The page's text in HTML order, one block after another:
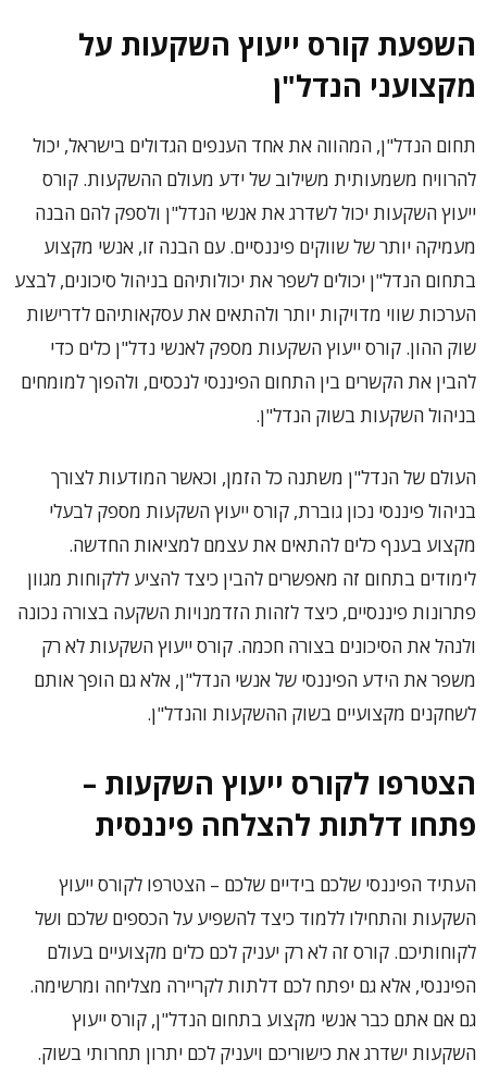
השפעת קורס ייעוץ השקעות על
מקצועני הנדל"ן
תחום הנדל"ן, המהווה את אחד הענפים הגדולים בישראל, יכול
להרוויח משמעותית משילוב של ידע מעולם ההשקעות. קורס
ייעוץ השקעות יכול לשדרג את אנשי הנדל"ן ולספק להם הבנה
מעמיקה יותר של שווקים פיננסיים. עם הבנה זו, אנשי מקצוע
בתחום הנדל"ן יכולים לשפר את יכולותיהם בניהול סיכונים, לבצע
הערכות שווי מדויקות יותר ולהתאים את עסקאותיהם לדרישות
שוק ההון. קורס ייעוץ השקעות מספק לאנשי נדל"ן כלים כדי
להבין את הקשרים בין התחום הפיננסי לנכסים, ולהפוך למומחים
בניהול השקעות בשוק הנדל"ן.
העולם של הנדל"ן משתנה כל הזמן, וכאשר המודעות לצורך
בניהול פיננסי נכון גוברת, קורס ייעוץ השקעות מספק לבעלי
מקצוע בענף כלים להתאים את עצמם למציאות החדשה.
לימודים בתחום זה מאפשרים להבין כיצד להציע ללקוחות מגוון
פתרונות פיננסיים, כיצד לזהות הזדמנויות השקעה בצורה נכונה
ולנהל את הסיכונים בצורה חכמה. קורס ייעוץ השקעות לא רק
משפר את הידע הפיננסי של אנשי הנדל"ן, אלא גם הופך אותם
לשחקנים מקצועיים בשוק ההשקעות והנדל"ן.
הצטרפו לקורס ייעוץ השקעות –
פתחו דלתות להצלחה פיננסית
העתיד הפיננסי שלכם בידיים שלכם – הצטרפו לקורס ייעוץ
השקעות והתחילו ללמוד כיצד להשפיע על הכספים שלכם ושל
לקוחותיכם. קורס זה לא רק יעניק לכם כלים מקצועיים בעולם
הפיננסי, אלא גם יפתח לכם דלתות לקריירה מצליחה ומרשימה.
גם אם אתם כבר אנשי מקצוע בתחום הנדל"ן, קורס ייעוץ
השקעות ישדרג את כישוריכם ויעניק לכם יתרון תחרותי בשוק.